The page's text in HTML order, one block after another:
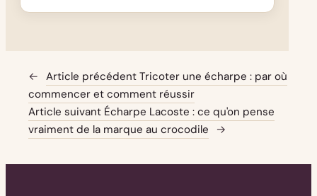
← Article précédent Tricoter une écharpe : par où
commencer et comment réussir
Article suivant Écharpe Lacoste : ce qu'on pense
vraiment de la marque au crocodile
→